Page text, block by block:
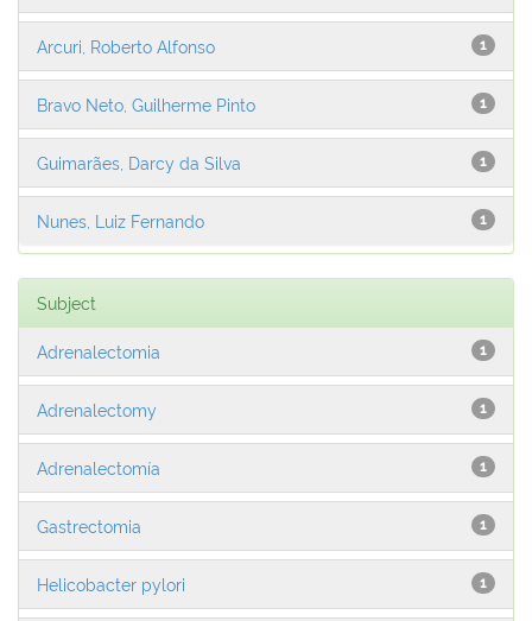
1
Arcuri, Roberto Alfonso
1
Bravo Neto, Guilherme Pinto
1
Guimarães, Darcy da Silva
1
Nunes, Luiz Fernando
Subject
1
Adrenalectomia
1
Adrenalectomy
1
Adrenalectomía
1
Gastrectomia
1
Helicobacter pylori